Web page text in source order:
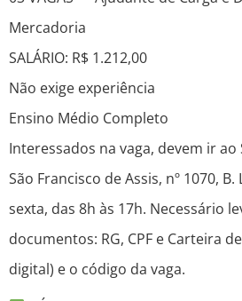
Mercadoria
SALÁRIO: R$ 1.212,00
Não exige experiência
Ensino Médio Completo
Interessados na vaga, devem ir ao
São Francisco de Assis, nº 1070,
sexta, das 8h às 17h. Necessário
documentos: RG, CPF e Carteira
digital) e o código da vaga.